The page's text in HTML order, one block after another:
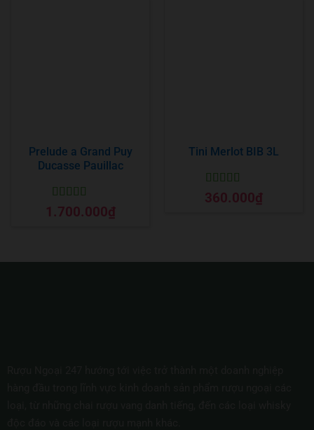
Prelude a Grand Puy
Ducasse Pauillac
Được xếp
hạng55 sao
1.700.000₫
Tini Merlot BIB 3L
Được xếp
hạng55 sao
360.000₫